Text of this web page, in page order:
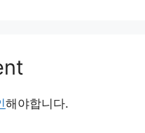
해야합니다.